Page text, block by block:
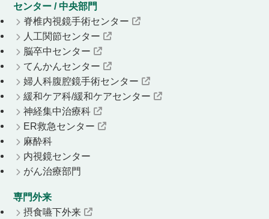
センター / 中央部門
脊椎内視鏡手術センター
人工関節センター
脳卒中センター
てんかんセンター
婦人科腹腔鏡手術センター
緩和ケア科/緩和ケアセンター
神経集中治療科
ER救急センター
麻酔科
内視鏡センター
がん治療部門
専門外来
摂食嚥下外来